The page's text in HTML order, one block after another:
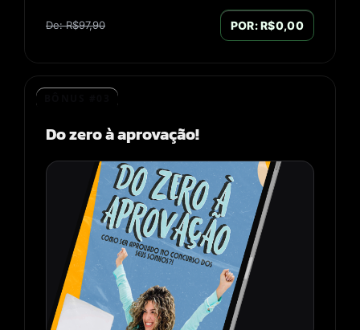
De: R$97,90 POR: R$0,00
Do zero à aprovação!